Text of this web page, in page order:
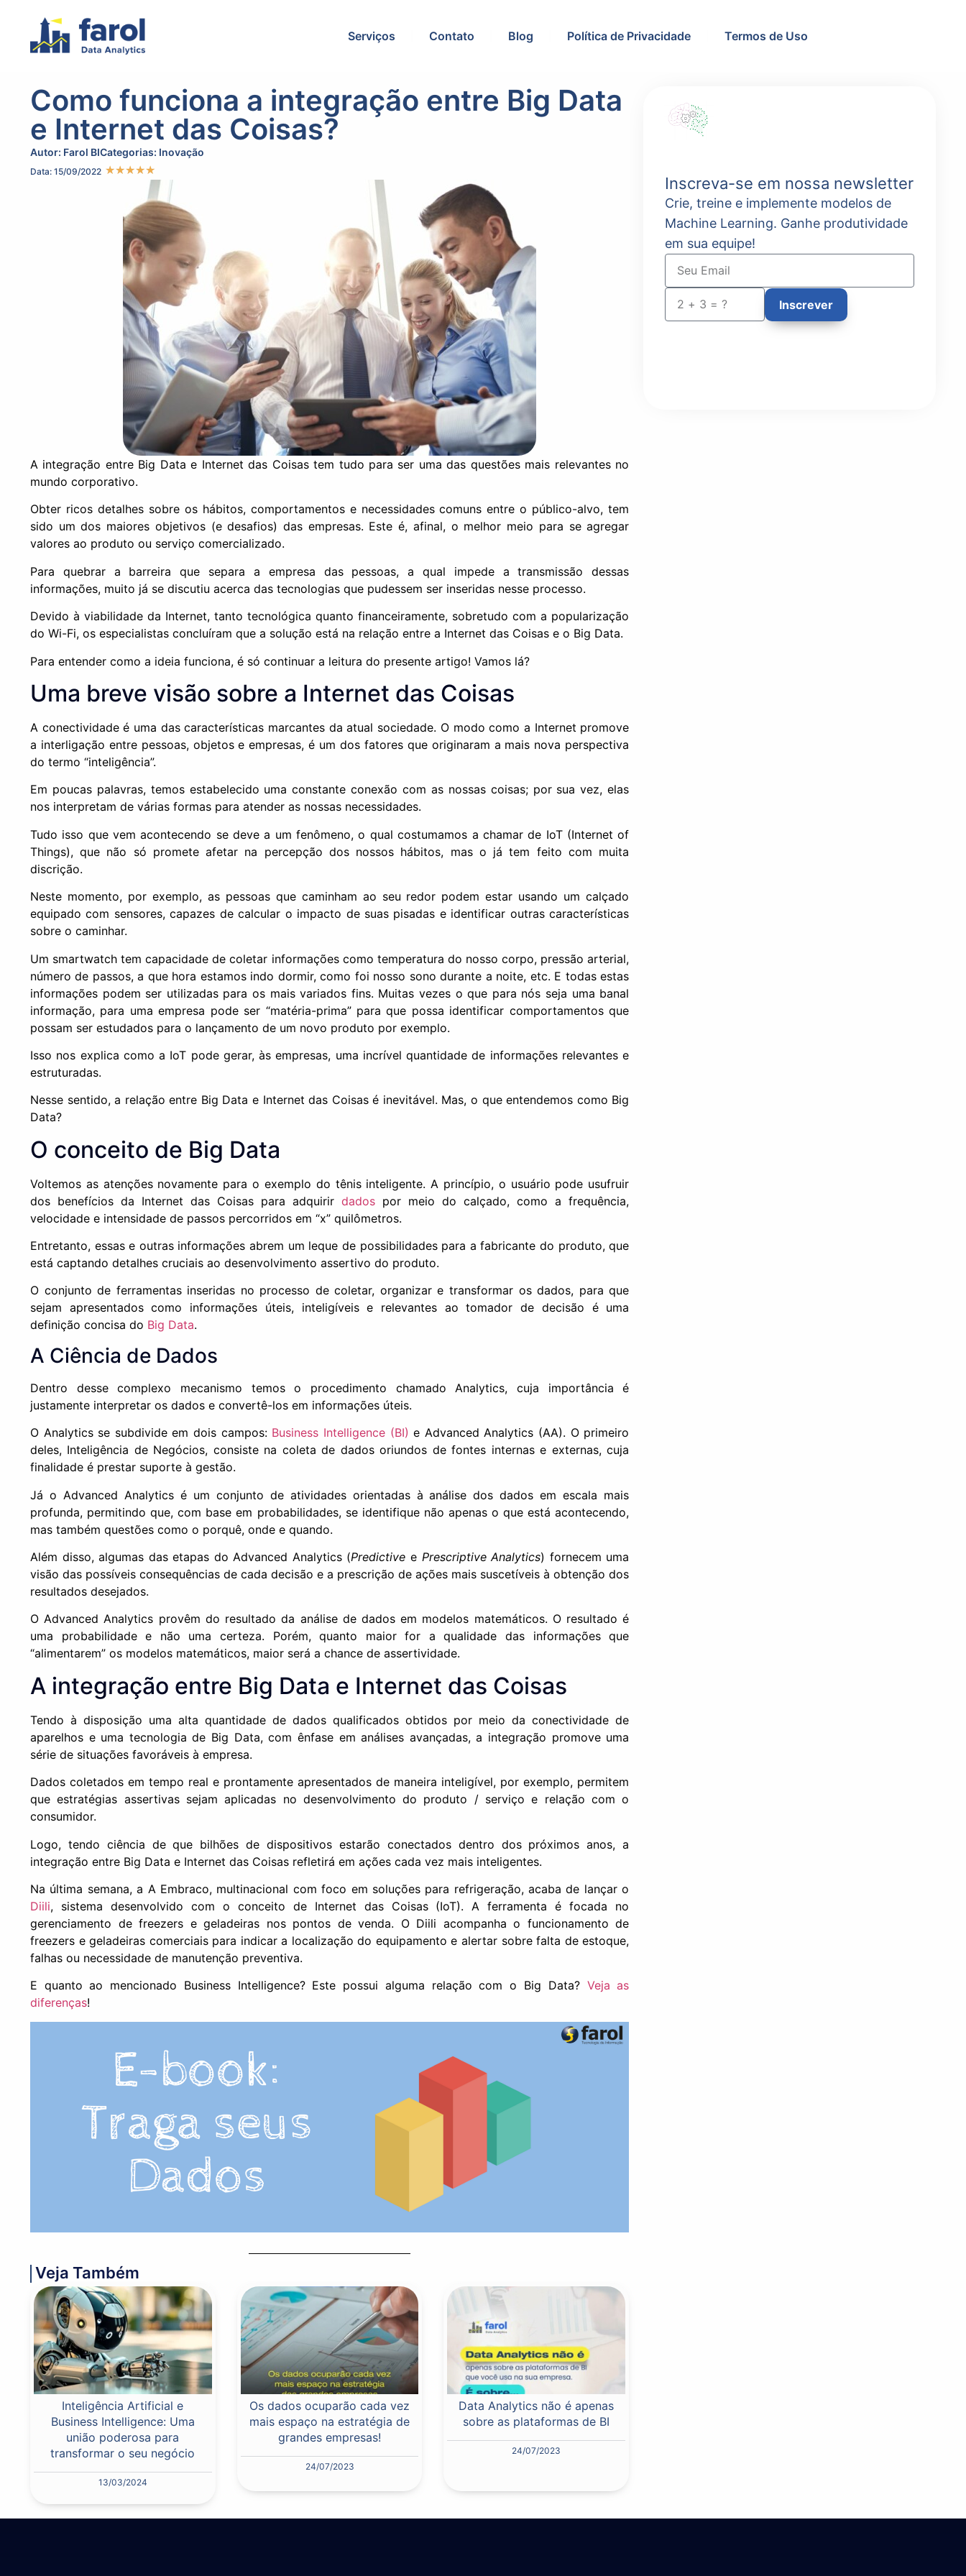
Serviços Contato Blog Política de Privacidade Termos de Uso
Como funciona a integração entre Big Data
e Internet das Coisas?
Autor: Farol BICategorias: Inovação
Data: 15/09/2022 ★★★★★
A integração entre Big Data e Internet das Coisas tem tudo para ser uma das questões mais relevantes no
mundo corporativo.
Obter ricos detalhes sobre os hábitos, comportamentos e necessidades comuns entre o público-alvo, tem
sido um dos maiores objetivos (e desafios) das empresas. Este é, afinal, o melhor meio para se agregar
valores ao produto ou serviço comercializado.
Para quebrar a barreira que separa a empresa das pessoas, a qual impede a transmissão dessas
informações, muito já se discutiu acerca das tecnologias que pudessem ser inseridas nesse processo.
Devido à viabilidade da Internet, tanto tecnológica quanto financeiramente, sobretudo com a popularização
do Wi-Fi, os especialistas concluíram que a solução está na relação entre a Internet das Coisas e o Big Data.
Para entender como a ideia funciona, é só continuar a leitura do presente artigo! Vamos lá?
Uma breve visão sobre a Internet das Coisas
A conectividade é uma das características marcantes da atual sociedade. O modo como a Internet promove
a interligação entre pessoas, objetos e empresas, é um dos fatores que originaram a mais nova perspectiva
do termo “inteligência”.
Em poucas palavras, temos estabelecido uma constante conexão com as nossas coisas; por sua vez, elas
nos interpretam de várias formas para atender as nossas necessidades.
Tudo isso que vem acontecendo se deve a um fenômeno, o qual costumamos a chamar de IoT (Internet of
Things), que não só promete afetar na percepção dos nossos hábitos, mas o já tem feito com muita
discrição.
Neste momento, por exemplo, as pessoas que caminham ao seu redor podem estar usando um calçado
equipado com sensores, capazes de calcular o impacto de suas pisadas e identificar outras características
sobre o caminhar.
Um smartwatch tem capacidade de coletar informações como temperatura do nosso corpo, pressão arterial,
número de passos, a que hora estamos indo dormir, como foi nosso sono durante a noite, etc. E todas estas
informações podem ser utilizadas para os mais variados fins. Muitas vezes o que para nós seja uma banal
informação, para uma empresa pode ser “matéria-prima” para que possa identificar comportamentos que
possam ser estudados para o lançamento de um novo produto por exemplo.
Isso nos explica como a IoT pode gerar, às empresas, uma incrível quantidade de informações relevantes e
estruturadas.
Nesse sentido, a relação entre Big Data e Internet das Coisas é inevitável. Mas, o que entendemos como Big
Data?
O conceito de Big Data
Voltemos as atenções novamente para o exemplo do tênis inteligente. A princípio, o usuário pode usufruir
dos benefícios da Internet das Coisas para adquirirdados por meio do calçado, como a frequência,
velocidade e intensidade de passos percorridos em “x” quilômetros.
Entretanto, essas e outras informações abrem um leque de possibilidades para a fabricante do produto, que
está captando detalhes cruciais ao desenvolvimento assertivo do produto.
O conjunto de ferramentas inseridas no processo de coletar, organizar e transformar os dados, para que
sejam apresentados como informações úteis, inteligíveis e relevantes ao tomador de decisão é uma
definição concisa do Big Data.
A Ciência de Dados
Dentro desse complexo mecanismo temos o procedimento chamado Analytics, cuja importância é
justamente interpretar os dados e convertê-los em informações úteis.
O Analytics se subdivide em dois campos: Business Intelligence (BI) e Advanced Analytics (AA). O primeiro
deles, Inteligência de Negócios, consiste na coleta de dados oriundos de fontes internas e externas, cuja
finalidade é prestar suporte à gestão.
Já o Advanced Analytics é um conjunto de atividades orientadas à análise dos dados em escala mais
profunda, permitindo que, com base em probabilidades, se identifique não apenas o que está acontecendo,
mas também questões como o porquê, onde e quando.
Além disso, algumas das etapas do Advanced Analytics (Predictive e Prescriptive Analytics) fornecem uma
visão das possíveis consequências de cada decisão e a prescrição de ações mais suscetíveis à obtenção dos
resultados desejados.
O Advanced Analytics provêm do resultado da análise de dados em modelos matemáticos. O resultado é
uma probabilidade e não uma certeza. Porém, quanto maior for a qualidade das informações que
“alimentarem” os modelos matemáticos, maior será a chance de assertividade.
A integração entre Big Data e Internet das Coisas
Tendo à disposição uma alta quantidade de dados qualificados obtidos por meio da conectividade de
aparelhos e uma tecnologia de Big Data, com ênfase em análises avançadas, a integração promove uma
série de situações favoráveis à empresa.
Dados coletados em tempo real e prontamente apresentados de maneira inteligível, por exemplo, permitem
que estratégias assertivas sejam aplicadas no desenvolvimento do produto / serviço e relação com o
consumidor.
Logo, tendo ciência de que bilhões de dispositivos estarão conectados dentro dos próximos anos, a
integração entre Big Data e Internet das Coisas refletirá em ações cada vez mais inteligentes.
Na última semana, a A Embraco, multinacional com foco em soluções para refrigeração, acaba de lançar o
Diili, sistema desenvolvido com o conceito de Internet das Coisas (IoT). A ferramenta é focada no
gerenciamento de freezers e geladeiras nos pontos de venda. O Diili acompanha o funcionamento de
freezers e geladeiras comerciais para indicar a localização do equipamento e alertar sobre falta de estoque,
falhas ou necessidade de manutenção preventiva.
E quanto ao mencionado Business Intelligence? Este possui alguma relação com o Big Data? Veja as
diferenças!
Veja Também
Inteligência Artificial e
Business Intelligence: Uma
união poderosa para
transformar o seu negócio
13/03/2024
Os dados ocuparão cada vez
mais espaço na estratégia de
grandes empresas!
24/07/2023
Data Analytics não é apenas
sobre as plataformas de BI
24/07/2023
Inscreva-se em nossa newsletter
Crie, treine e implemente modelos de
Machine Learning. Ganhe produtividade
em sua equipe!
Inscrever